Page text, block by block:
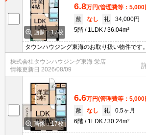
画像：17枚
6.8万円(管理費等：5,000
敷
なし 礼
34,000円
5階
1LDK 36.04m²
タウンハウジング東海のお取り扱い物件です
詳細などお気軽にお問い合わせ下さい。
株式会社タウンハウジング東海 栄店
情報更新日 2026/08/09
画像：17枚
6.6万円(管理費等：5,000
敷
なし 礼
0.5ヶ月
6階
1LDK 30.24m²